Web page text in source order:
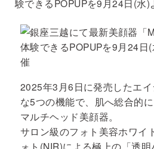
2025年3月6日に発売したエ
な5つの機能で、肌へ総合的
マルチヘッド美顔器。
サロン級のフォト美容ホワイ
ォト(NIR)による極上の「透